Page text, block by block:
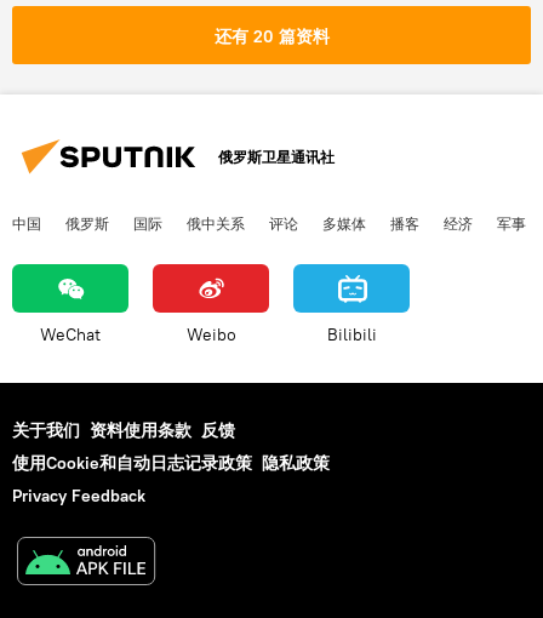
还有 20 篇资料
俄罗斯卫星通讯社
中国 俄罗斯 国际 俄中关系 评论 多媒体 播客 经济 军事
WeChat Weibo Bilibili
关于我们 资料使用条款 反馈
使用Cookie和自动日志记录政策 隐私政策
Privacy Feedback